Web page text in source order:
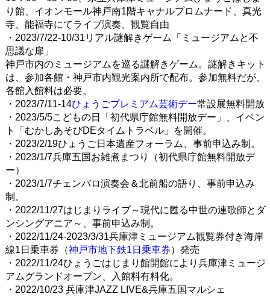
り館、イオンモール神戸南1階キャナルプロムナード、真光
寺、能福寺にてライブ演奏、観覧自由
・2023/7/22-10/31リアル謎解きゲーム「ミュージアムと不
思議な扉」
神戸市内のミュージアムを巡る謎解きゲーム。謎解きキット
は、参加各館・神戸市内観光案内所で配布。参加無料だが、
各館入館料は必要。
・2023/7/11-14ひょうごプレミアム芸術デー常設展無料開放
・2023/5/5こどもの日「初代県庁館無料開放デー」、イベン
ト「むかしあそびDEタイムトラベル」を開催。
・2023/2/19ひょうご日本遺産フォーラム、事前申込み制。
・2023/1/7兵庫五国お雑煮まつり（初代県庁館無料開放デ
ー）
・2023/1/7チェンバロ演奏会＆北前船の語り、事前申込み
制。
・2022/11/27はじまりライブ～現代に甦る中世の連歌師とダ
ンシングアニア～、事前申込み制。
・2022/11/24-2023/3/31兵庫津ミュージアム観覧券付き海岸
線1日乗車券（神戸市地下鉄1日乗車券）発売
・2022/11/24ひょうごはじまり館開館により兵庫津ミュージ
アムグランドオープン、入館料有料化。
・2022/10/23 兵庫津JAZZ LIVE&兵庫五国マルシェ